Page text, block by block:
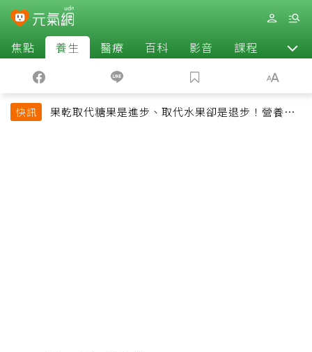
焦點 養生 醫療 百科 影音 課程 退休
快訊
果乾取代糖果是進步、取代水果卻是退步！營養師